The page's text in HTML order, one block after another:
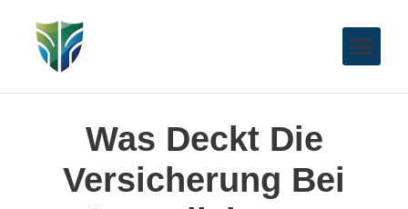
Was Deckt Die
Versicherung Bei